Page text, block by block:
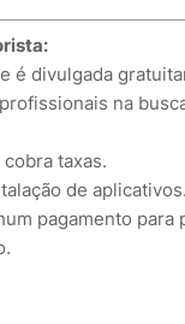
é divulgada
na
cobra taxas.
de aplicativos.
pagamento para